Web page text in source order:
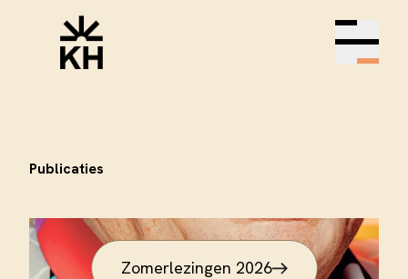
Open
Publicaties
Zomerlezingen 2026